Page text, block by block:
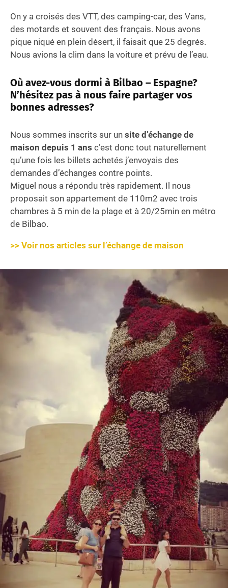
On y a croisés des VTT, des camping-car, des Vans,
des motards et souvent des français. Nous avons
pique niqué en plein désert, il faisait que 25 degrés.
Nous avions la clim dans la voiture et prévu de l’eau.
Où avez-vous dormi à Bilbao – Espagne?
N’hésitez pas à nous faire partager vos
bonnes adresses?
Nous sommes inscrits sur un site d’échange de
maison depuis 1 ans c’est donc tout naturellement
qu’une fois les billets achetés j’envoyais des
demandes d’échanges contre points.
Miguel nous a répondu très rapidement. Il nous
proposait son appartement de 110m2 avec trois
chambres à 5 min de la plage et à 20/25min en métro
de Bilbao.
>> Voir nos articles sur l’échange de maison